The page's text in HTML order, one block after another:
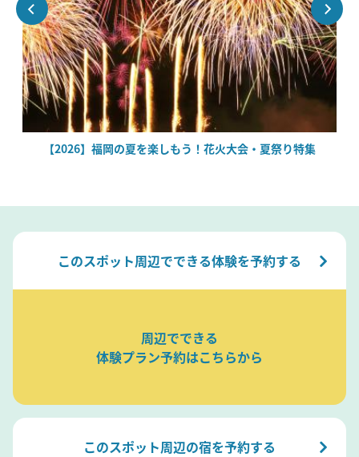
【2026】福岡の夏を楽しもう！花火大会・夏祭り特集
このスポット周辺でできる体験を予約する
周辺でできる
体験プラン予約はこちらから
このスポット周辺の宿を予約する